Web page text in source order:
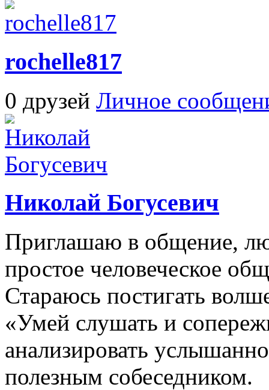
rochelle817
0 друзей Личное
Николай Богусевич
Приглашаю в общение,
простое человеческое
Стараюсь постигать
«Умей слушать и
анализировать
полезным собеседником.